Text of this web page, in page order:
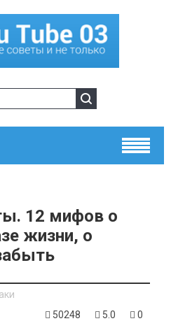
12 мифов о
жизни, о
50248 5.0 0